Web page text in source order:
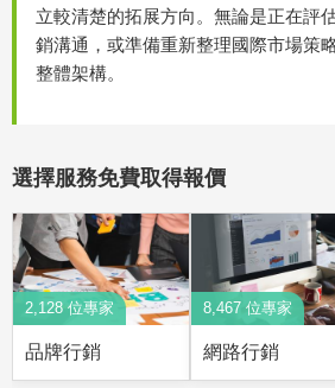
立較清楚的拓展方向。無論是正在評
銷溝通，或準備重新整理國際市場策
整體架構。
選擇服務免費取得報價
2,128 位專家
品牌行銷
8,467 位專家
網路行銷